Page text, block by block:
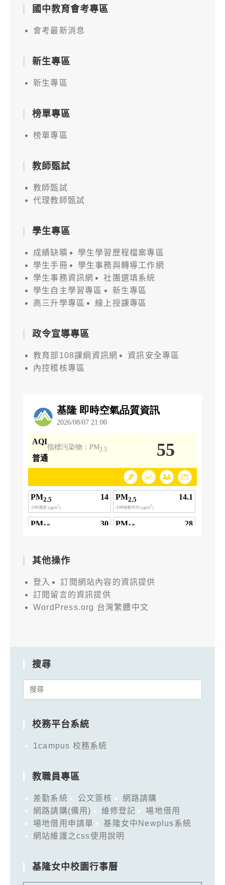
國中教育會考專區
會考最新消息
新生專區
新生專區
榜單專區
榜單專區
教師甄試
教師甄試
代理教師甄試
學生專區
成績缺曠
學生學習歷程檔案專區
學生手冊
學生事務與轉導工作網
學生事務資訊網
社團選填系統
學生自主學習專區
新生專區
高三升學專區
線上授課專區
政令宣導專區
教育部108課綱資訊網
資訊安全專區
內控稽核專區
其他操作
登入
訂閱網站內容的資訊提供
訂閱留言的資訊提供
WordPress.org 台灣繁體中文
搜尋
Search
校務平台系統
1campus 校務系統
教職員專區
差勤系統 公文簽核
網路請購
網路請購(備用)
維修登記
場地借用
場地借用申請單
基隆女中Newplus系統
網站維護之css使用說明
基隆女中校園行事曆